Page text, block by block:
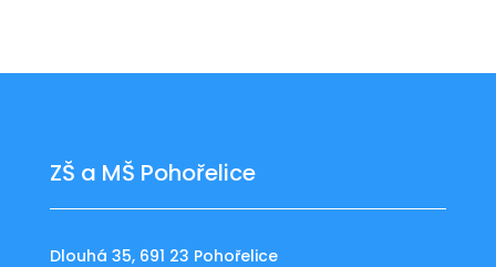
ZŠ a MŠ Pohořelice
Dlouhá 35, 691 23 Pohořelice